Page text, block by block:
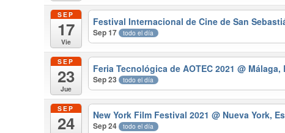
SEP
17
Vie
Festival Internacional de Cine de San
Sep 17 todo el día
SEP
23
Jue
Feria Tecnológica de AOTEC 2021@ Málaga,
Sep 23 todo el día
SEP
24 New York Film Festival 2021@ Nueva York,
Sep 24 todo el día